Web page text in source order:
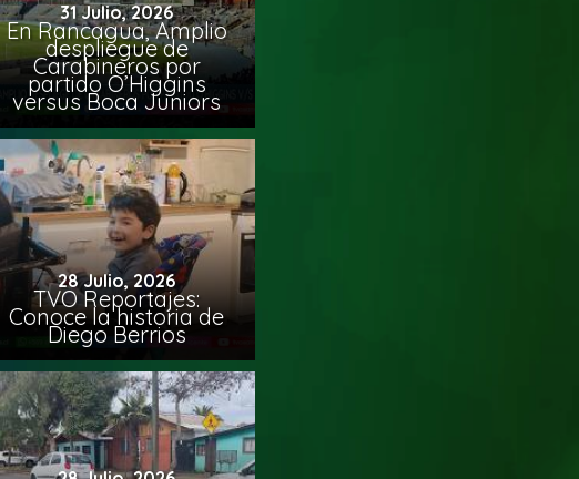
31 Julio, 2026
En Rancagua, Amplio
despliegue de
Carabineros por
partido O’Higgins
versus Boca Juniors
28 Julio, 2026
TVO Reportajes:
Conoce la historia de
Diego Berrios